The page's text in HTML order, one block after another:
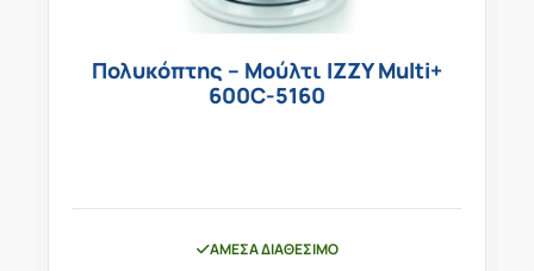
Πολυκόπτης – Μούλτι IZZY Multi+
600C-5160
ΆΜΕΣΑ ΔΙΑΘΈΣΙΜΟ